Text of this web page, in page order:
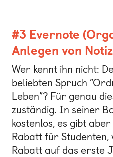
#3 Evernote
Anlegen von
Wer kennt ihn nicht:
beliebten Spruch
Leben”? Für genau
zuständig. In seiner
kostenlos, es gibt
Rabatt für Studenten,
Rabatt auf das erste